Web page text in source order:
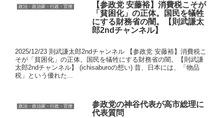
政治・政治家・行政・官僚
【参政党 安藤裕】消費税こそが
「貧困化」の正体。国民を犠牲
にする財務省の闇。【則武謙太
郎2ndチャンネル】
2025/12/23 則武謙太郎2ndチャンネル 【参政党 安藤裕】消費税こ
そが「貧困化」の正体。国民を犠牲にする財務省の闇。【則武謙
太郎2ndチャンネル】 (ichisaburoの想い) 昔、日本には、「物品
税」という優れた...
政治・政治家・行政・官僚
参政党の神谷代表が高市総理に
代表質問